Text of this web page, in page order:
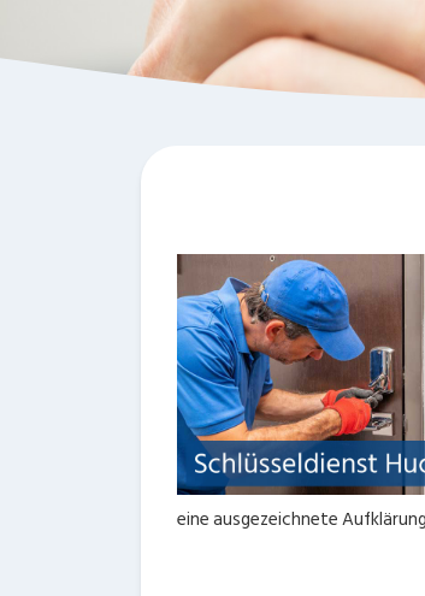
eine ausgezeichnete